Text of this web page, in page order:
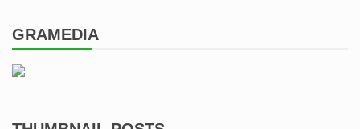
GRAMEDIA